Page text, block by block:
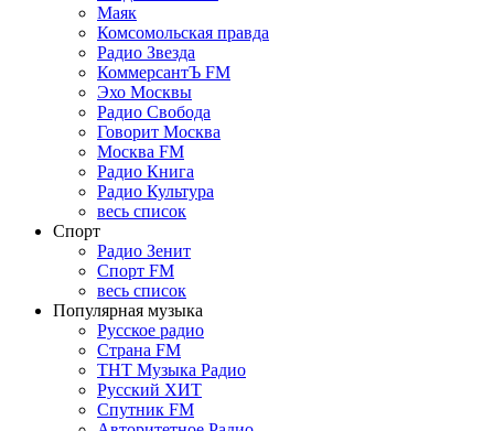
Маяк
Комсомольская правда
Радио Звезда
КоммерсантЪ FM
Эхо Москвы
Радио Свобода
Говорит Москва
Москва FM
Радио Книга
Радио Культура
весь список
Спорт
Радио Зенит
Спорт FM
весь список
Популярная музыка
Русское радио
Страна FM
ТНТ Музыка Радио
Русский ХИТ
Спутник FM